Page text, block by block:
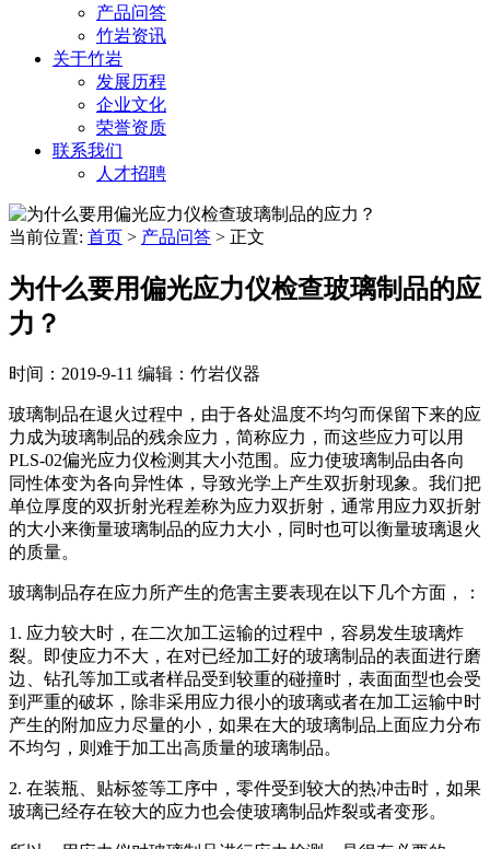
产品问答
竹岩资讯
关于竹岩
发展历程
企业文化
荣誉资质
联系我们
人才招聘
当前位置: 首页 > 产品问答 > 正文
为什么要用偏光应力仪检查玻璃制品的应
力？
时间：2019-9-11 编辑：竹岩仪器
玻璃制品在退火过程中，由于各处温度不均匀而保留下来的应
力成为玻璃制品的残余应力，简称应力，而这些应力可以用
PLS-02偏光应力仪检测其大小范围。应力使玻璃制品由各向
同性体变为各向异性体，导致光学上产生双折射现象。我们把
单位厚度的双折射光程差称为应力双折射，通常用应力双折射
的大小来衡量玻璃制品的应力大小，同时也可以衡量玻璃退火
的质量。
玻璃制品存在应力所产生的危害主要表现在以下几个方面，：
1. 应力较大时，在二次加工运输的过程中，容易发生玻璃炸
裂。即使应力不大，在对已经加工好的玻璃制品的表面进行磨
边、钻孔等加工或者样品受到较重的碰撞时，表面面型也会受
到严重的破坏，除非采用应力很小的玻璃或者在加工运输中时
产生的附加应力尽量的小，如果在大的玻璃制品上面应力分布
不均匀，则难于加工出高质量的玻璃制品。
2. 在装瓶、贴标签等工序中，零件受到较大的热冲击时，如果
玻璃已经存在较大的应力也会使玻璃制品炸裂或者变形。